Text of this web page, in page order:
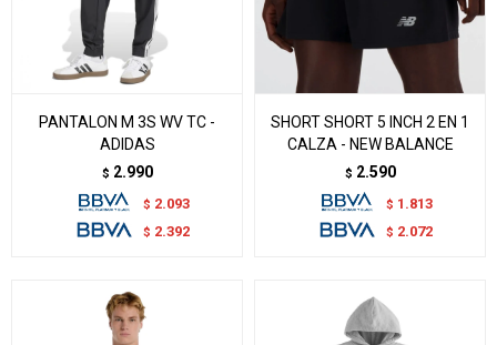
PANTALON M 3S WV TC -
ADIDAS
$ 2.990
$ 2.093
$ 2.392
SHORT SHORT 5 INCH 2 EN 1
CALZA - NEW BALANCE
$ 2.590
$ 1.813
$ 2.072